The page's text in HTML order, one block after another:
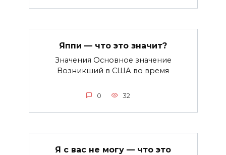
Яппи — что это значит?
Значения Основное значение
Возникший в США во время
0 32
Я с вас не могу — что это